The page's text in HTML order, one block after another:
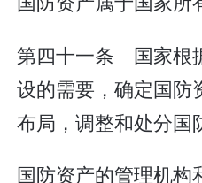
第四十一条 国家根
设的需要，确定国防
布局，调整和处分国
国防资产的管理机构